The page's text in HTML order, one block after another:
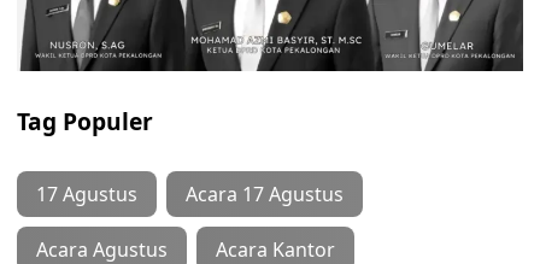
Tag Populer
17 Agustus Acara 17 Agustus
Acara Agustus Acara Kantor